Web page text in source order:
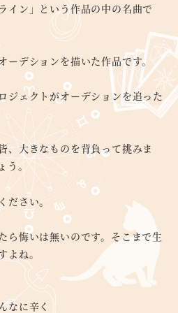
イン」という作品の中の名曲で
ーデションを描いた作品です。
ジェクトがオーデションを追った
、大きなものを背負って挑みま
う。
ださい。
ら悔いは無いのです。そこまで生
よね。
なに辛く